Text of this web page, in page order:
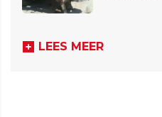
LEES MEER